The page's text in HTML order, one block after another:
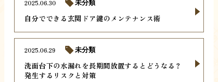
自分でできる玄関ドア鍵のメンテナンス術
2025.06.30 未分類
洗面台下の水漏れを長期間放置するとどうなる？
発生するリスクと対策
2025.06.29 未分類